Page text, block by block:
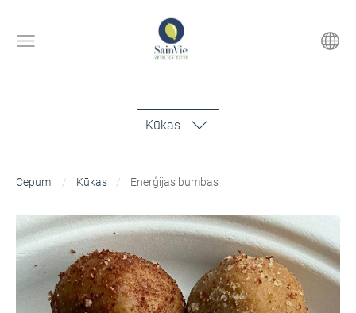
Kūkas
Cepumi Kūkas Enerģijas bumbas